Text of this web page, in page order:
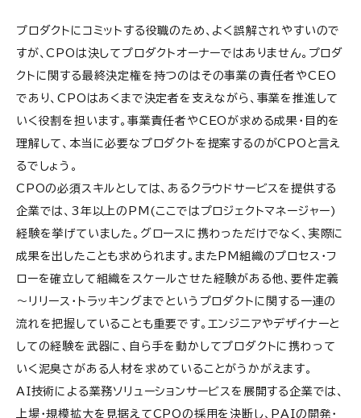
プロダクトにコミットする役職のため、よく誤解されやすいので
すが、CPOは決してプロダクトオーナーではありません。プロダ
クトに関する最終決定権を持つのはその事業の責任者やCEO
であり、CPOはあくまで決定者を支えながら、事業を推進して
いく役割を担います。事業責任者やCEOが求める成果・目的を
理解して、本当に必要なプロダクトを提案するのがCPOと言え
るでしょう。
CPOの必須スキルとしては、あるクラウドサービスを提供する
企業では、3年以上のPM(ここではプロジェクトマネージャー)
経験を挙げていました。グロースに携わっただけでなく、実際に
成果を出したことも求められます。またPM組織のプロセス・フ
ローを確立して組織をスケールさせた経験がある他、要件定義
～リリース・トラッキングまでというプロダクトに関する一連の
流れを把握していることも重要です。エンジニアやデザイナーと
しての経験を武器に、自ら手を動かしてプロダクトに携わって
いく泥臭さがある人材を求めていることがうかがえます。
AI技術による業務ソリューションサービスを展開する企業では、
上場・規模拡大を見据えてCPOの採用を決断し、PAIの開発・